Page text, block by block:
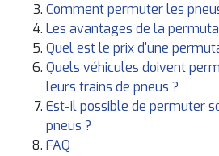
Comment permuter les
Les avantages de la
Quel est le prix d'une
Quels véhicules doivent
leurs trains de pneus ?
Est-il possible de permuter
pneus ?
FAQ